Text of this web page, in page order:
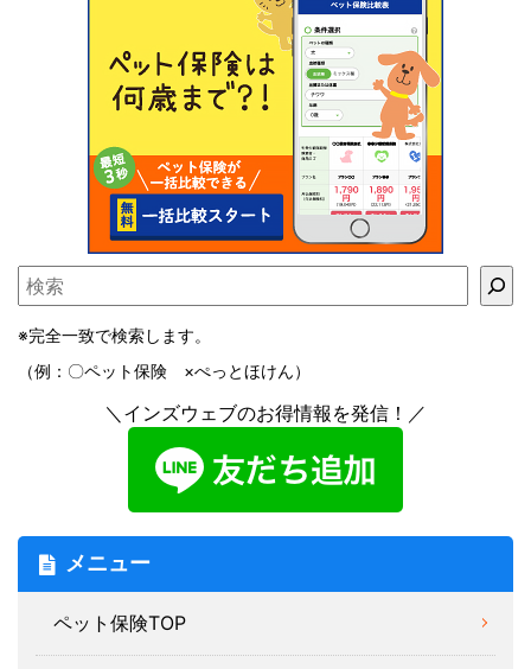
※完全一致で検索します。
（例：〇ペット保険 ×ぺっとほけん）
＼インズウェブのお得情報を発信！／
メニュー
ペット保険TOP